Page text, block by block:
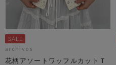
archives
花柄アソートワッフルカットＴ